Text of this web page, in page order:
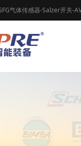
气体传感器-Salzer开关-